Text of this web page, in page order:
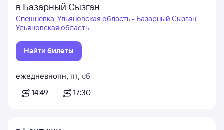
в Базарный Сызган
Спешневка, Ульяновская область - Базарный Сызган,
Ульяновская область
Найти билеты
ежедневно
14:49
пн, пт, сб
17:30